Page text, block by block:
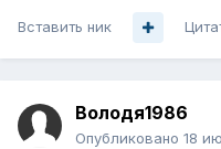
Вставить ник
Володя1986
Опубликовано 18